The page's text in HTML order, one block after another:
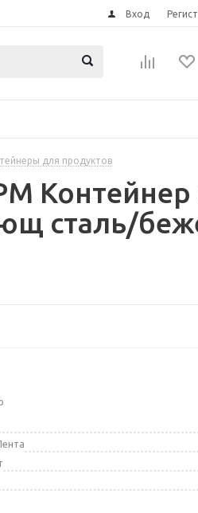
Вход
для продуктов
Контейнер
сталь/